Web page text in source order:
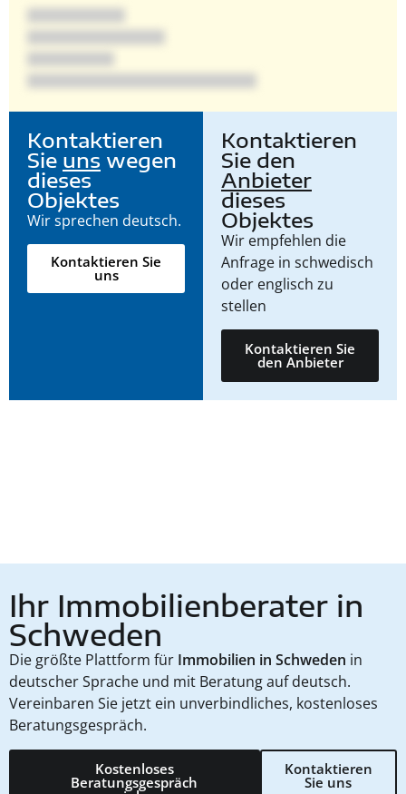
Kontaktieren
Sie uns wegen
dieses
Objektes
Wir sprechen deutsch.
Kontaktieren Sie
uns
Kontaktieren
Sie den
Anbieter
dieses
Objektes
Wir empfehlen die
Anfrage in schwedisch
oder englisch zu
stellen
Kontaktieren Sie
den Anbieter
Ihr Immobilienberater in
Schweden
Die größte Plattform für Immobilien in Schweden in
deutscher Sprache und mit Beratung auf deutsch.
Vereinbaren Sie jetzt ein unverbindliches, kostenloses
Beratungsgespräch.
Kostenloses
Beratungsgespräch
Kontaktieren
Sie uns